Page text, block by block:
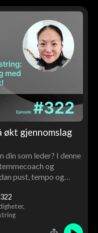
økt gjennomslag
som leder? I denne
og
pust, tempo og
av Tor Åge
322